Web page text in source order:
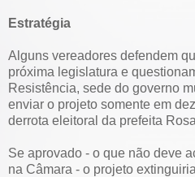
Estratégia
Alguns vereadores defendem
próxima legislatura e
Resistência, sede do governo
enviar o projeto somente em
derrota eleitoral da prefeita
Se aprovado - o que não deve
na Câmara - o projeto